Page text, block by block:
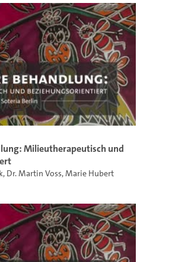
Milieutherapeutisch und
, Dr. Martin Voss,Marie Hubert